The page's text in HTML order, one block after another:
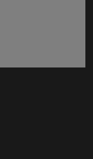
nueva ventana)
ventana)